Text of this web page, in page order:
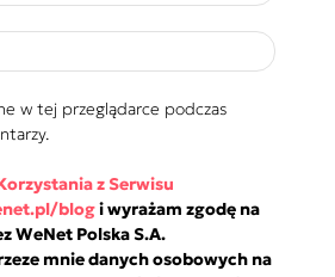
w tej przeglądarce podczas
z Serwisu
blogi wyrażam zgodę na
WeNet Polska S.A.
mnie danych osobowych na